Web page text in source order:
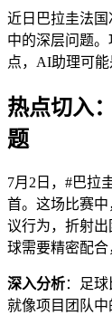
近日巴拉圭法
中的深层问题
点，AI助理可能
热点切入
题
7月2日，#巴拉
首。这场比赛
议行为，折射
球需要精密配合
深入分析：足
就像项目团队